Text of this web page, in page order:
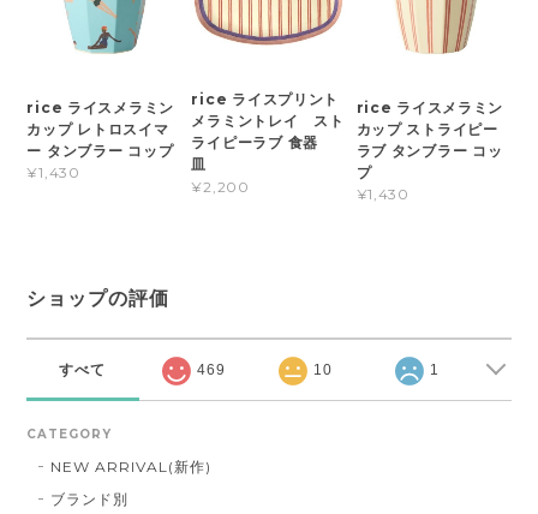
rice ライスメラミン
カップ レトロスイマ
ー タンブラー コップ
¥1,430
rice ライスプリント
メラミントレイ スト
ライピーラブ 食器
皿
¥2,200
rice ライスメラミン
カップ ストライピー
ラブ タンブラー コッ
プ
¥1,430
ショップの評価
すべて 469 10 1
CATEGORY
NEW ARRIVAL(新作)
ブランド別